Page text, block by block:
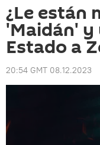
¿Le están
'Maidán' y
Estado a
20:54 GMT 08.12.2023